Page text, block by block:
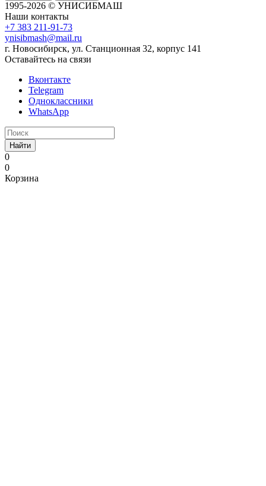
1995-2026 © УНИСИБМАШ
Наши контакты
+7 383 211-91-73
ynisibmash@mail.ru
г. Новосибирск, ул. Станционная 32, корпус 141
Оставайтесь на связи
Вконтакте
Telegram
Одноклассники
WhatsApp
Найти
0
0
Корзина